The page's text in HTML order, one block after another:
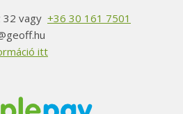
32 vagy +36 30 161 7501
itt